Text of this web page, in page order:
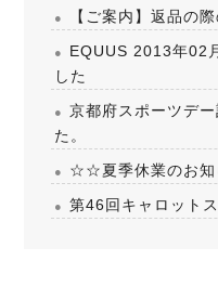
【ご案内】返品の
EQUUS 2013年02
した
京都府スポーツデ
た。
☆☆夏季休業のお
第46回キャロット